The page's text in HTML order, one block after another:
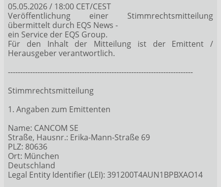
05.05.2026 / 18:00 CET/CEST
Veröffentlichung einer Stimmrechtsmitteilung
übermittelt durch EQS News -
ein Service der EQS Group.
Für den Inhalt der Mitteilung ist der Emittent /
Herausgeber verantwortlich.
---------------------------------------------------------------------------
Stimmrechtsmitteilung
1. Angaben zum Emittenten
Name: CANCOM SE
Straße, Hausnr.: Erika-Mann-Straße 69
PLZ: 80636
Ort: München
Deutschland
Legal Entity Identifier (LEI): 391200T4AUN1BPBXAO14